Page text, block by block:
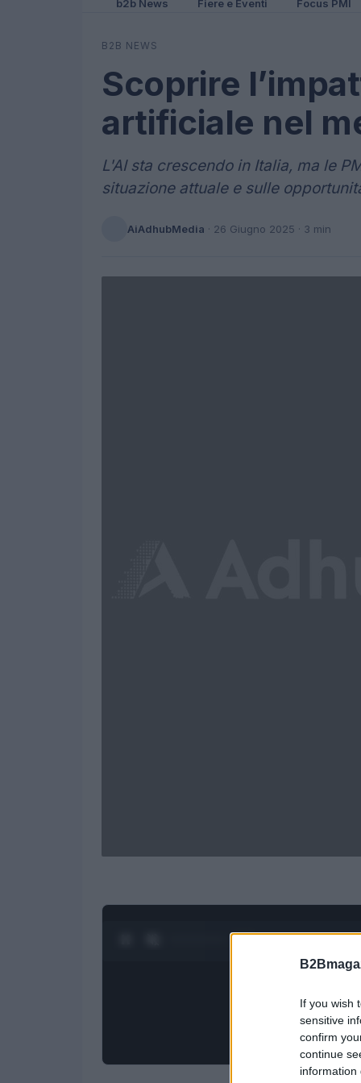
If you wish
sensitive
confirm
continue
information
b2b News Fiere e Eventi Focus PMI
B2B NEWS
Scoprire
artificiale nel
L'AI sta crescendo in Italia, ma le
situazione attuale e sulle
AiAdhubMedia · 26 Giugno 2025 · 3 min